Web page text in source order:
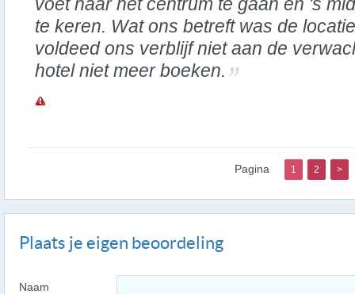
te keren. Wat ons betreft was de
voldeed ons verblijf niet aan de
hotel niet meer boeken.
Pagina 1 2 >
Plaats je eigen beoordeling
Naam